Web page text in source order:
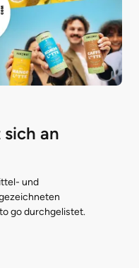
an
und
go durchgelistet.